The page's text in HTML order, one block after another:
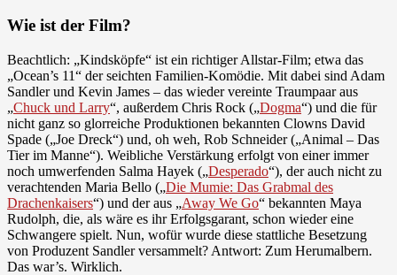
Wie ist der Film?
Beachtlich: „Kindsköpfe“ ist ein richtiger Allstar-Film; etwa das
„Ocean’s 11“ der seichten Familien-Komödie. Mit dabei sind Adam
Sandler und Kevin James – das wieder vereinte Traumpaar aus
„Chuck und Larry“, außerdem Chris Rock („Dogma“) und die für
nicht ganz so glorreiche Produktionen bekannten Clowns David
Spade („Joe Dreck“) und, oh weh, Rob Schneider („Animal – Das
Tier im Manne“). Weibliche Verstärkung erfolgt von einer immer
noch umwerfenden Salma Hayek („Desperado“), der auch nicht zu
verachtenden Maria Bello („Die Mumie: Das Grabmal des
Drachenkaisers“) und der aus „Away We Go“ bekannten Maya
Rudolph, die, als wäre es ihr Erfolgsgarant, schon wieder eine
Schwangere spielt. Nun, wofür wurde diese stattliche Besetzung
von Produzent Sandler versammelt? Antwort: Zum Herumalbern.
Das war’s. Wirklich.